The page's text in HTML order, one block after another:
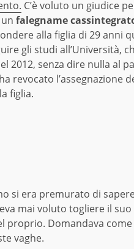
C’è voluto un giudice
falegname
alla figlia di 29 anni
gli studi all’Università,
2012, senza dire nulla al
revocato l’assegnazione
figlia.
si era premurato di
mai voluto togliere il
Domandava come
vaghe.